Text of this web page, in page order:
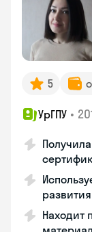
5
УрГПУ •
Находит